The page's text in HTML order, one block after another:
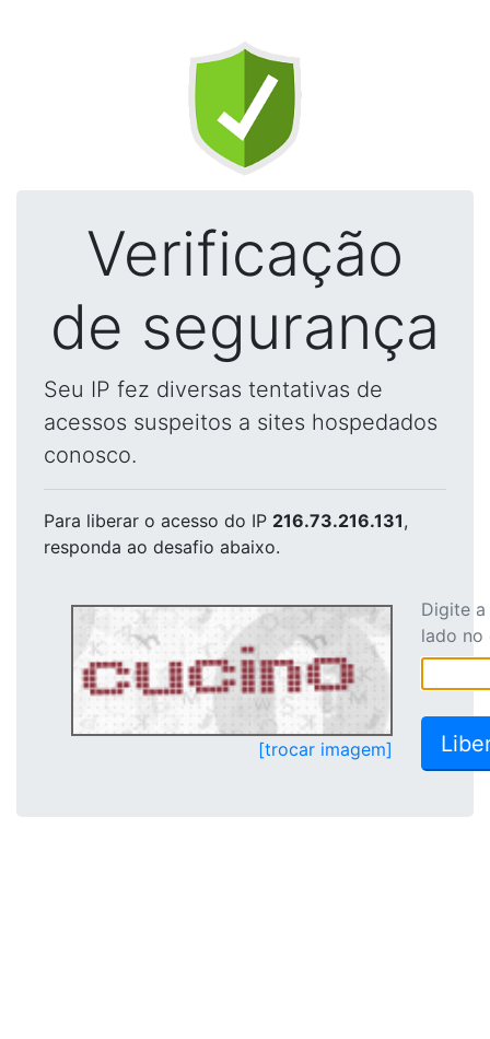
Verificação
de segurança
Seu IP fez diversas tentativas de
acessos suspeitos a sites hospedados
conosco.
Para liberar o acesso do IP 216.73.216.131,
responda ao desafio abaixo.
[trocar imagem]
Digite
lado no